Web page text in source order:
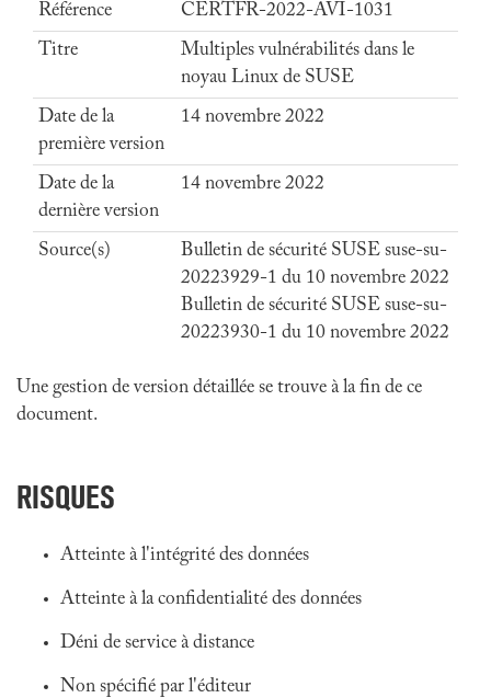
Référence
CERTFR-2022-AVI-1031
Titre
Multiples vulnérabilités dans le
noyau Linux de SUSE
Date de la
première version
14 novembre 2022
Date de la
dernière version
14 novembre 2022
Source(s)
Bulletin de sécurité SUSE suse-su-
20223929-1 du 10 novembre 2022
Bulletin de sécurité SUSE suse-su-
20223930-1 du 10 novembre 2022
Une gestion de version détaillée se trouve à la fin de ce
document.
RISQUES
Atteinte à l'intégrité des données
Atteinte à la confidentialité des données
Déni de service à distance
Non spécifié par l'éditeur